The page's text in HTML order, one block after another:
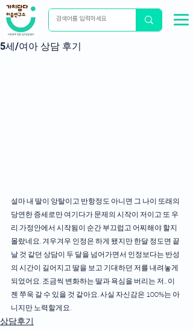
5세/여아 상담 후기
설마 내 딸이 앙탈이고 반항정도 아니면 그 나이 또래의
당연한 증세로만 여기다가 문제의 시작이 저이고 또 우
리 가정안에서 시작됨이 순간 부끄럽고 어찌해야 할지
몰랐네요. 겨우겨우 인정은 하게 됐지만 한달 정도면 끝
날 것 같던 상담이 두 달을 넘어가면서 인정보다는 반성
의 시간이 길어지고 딸을 보고 기대하던 저를 내려놓게
되었어요. 조금씩 변화하는 딸과 욕심을 버리는 저.. 이
젠 쭈욱 갈 수 있을 것 같아요. 사실 자신감은 100%는 아
니지만 노력할게요.
상담후기